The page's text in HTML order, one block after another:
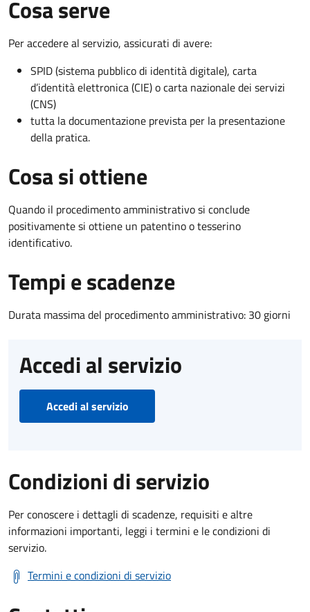
Cosa serve
Per accedere al servizio, assicurati di avere:
SPID (sistema pubblico di identità digitale), carta
d’identità elettronica (CIE) o carta nazionale dei servizi
(CNS)
tutta la documentazione prevista per la presentazione
della pratica.
Cosa si ottiene
Quando il procedimento amministrativo si conclude
positivamente si ottiene un patentino o tesserino
identificativo.
Tempi e scadenze
Durata massima del procedimento amministrativo: 30 giorni
Accedi al servizio
Accedi al servizio
Condizioni di servizio
Per conoscere i dettagli di scadenze, requisiti e altre
informazioni importanti, leggi i termini e le condizioni di
servizio.
Termini e condizioni di servizio